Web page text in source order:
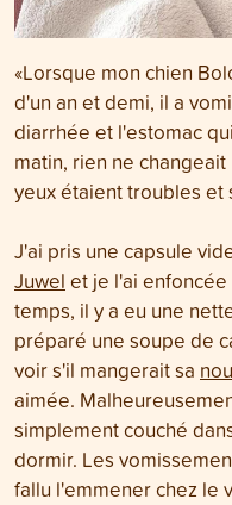
«Lorsque mon chien
d'un an et demi, il a
diarrhée et l'estomac
matin, rien ne
yeux étaient troubles
J'ai pris une capsule
Juwel et je l'ai
temps, il y a eu une
préparé une soupe de
voir s'il mangerait sa
aimée.
simplement couché
dormir. Les
fallu l'emmener chez le